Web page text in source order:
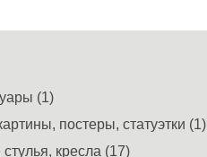
(1)
постеры, статуэтки (1)
кресла (17)